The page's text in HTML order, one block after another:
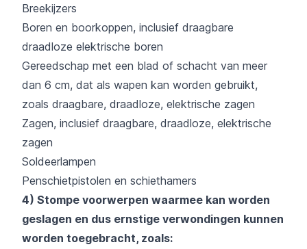
Breekijzers
Boren en boorkoppen, inclusief draagbare
draadloze elektrische boren
Gereedschap met een blad of schacht van meer
dan 6 cm, dat als wapen kan worden gebruikt,
zoals draagbare, draadloze, elektrische zagen
Zagen, inclusief draagbare, draadloze, elektrische
zagen
Soldeerlampen
Penschietpistolen en schiethamers
4) Stompe voorwerpen waarmee kan worden
geslagen en dus ernstige verwondingen kunnen
worden toegebracht, zoals: